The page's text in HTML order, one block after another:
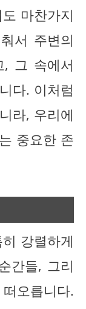
마찬가지
서 주변의
, 그 속에서
다. 이처럼
라, 우리에
중요한 존
강렬하게
간들, 그리
오릅니다.